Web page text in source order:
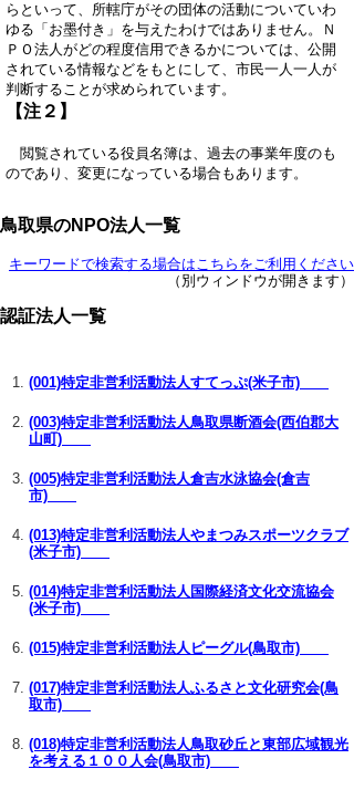
らといって、所轄庁がその団体の活動についていわ
ゆる「お墨付き」を与えたわけではありません。Ｎ
ＰＯ法人がどの程度信用できるかについては、公開
されている情報などをもとにして、市民一人一人が
判断することが求められています。
【注２】
閲覧されている役員名簿は、過去の事業年度のも
のであり、変更になっている場合もあります。
鳥取県のNPO法人一覧
キーワードで検索する場合はこちらをご利用ください
（別ウィンドウが開きます）
認証法人一覧
(001)特定非営利活動法人すてっぷ(米子市)
(003)特定非営利活動法人鳥取県断酒会(西伯郡大
山町)
(005)特定非営利活動法人倉吉水泳協会(倉吉
市)
(013)特定非営利活動法人やまつみスポーツクラブ
(米子市)
(014)特定非営利活動法人国際経済文化交流協会
(米子市)
(015)特定非営利活動法人ピーグル(鳥取市)
(017)特定非営利活動法人ふるさと文化研究会(鳥
取市)
(018)特定非営利活動法人鳥取砂丘と東部広域観光
を考える１００人会(鳥取市)